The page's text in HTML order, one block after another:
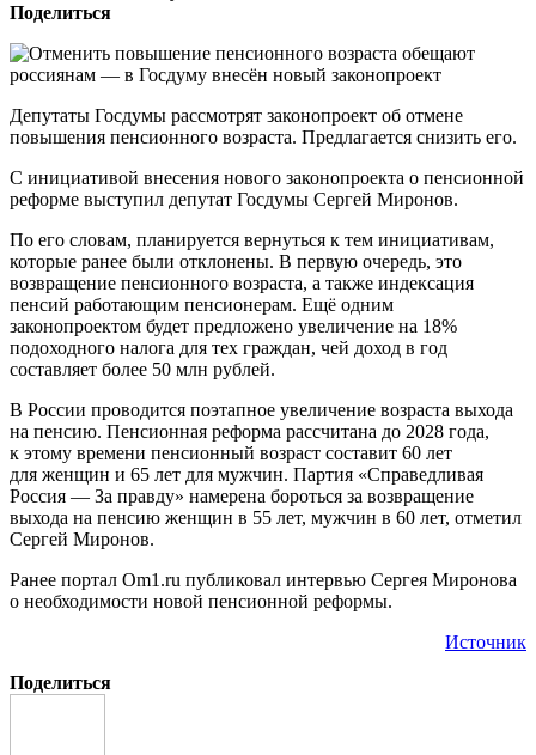
Поделиться
Депутаты Госдумы рассмотрят законопроект об отмене
повышения пенсионного возраста. Предлагается снизить его.
С инициативой внесения нового законопроекта о пенсионной
реформе выступил депутат Госдумы Сергей Миронов.
По его словам, планируется вернуться к тем инициативам,
которые ранее были отклонены. В первую очередь, это
возвращение пенсионного возраста, а также индексация
пенсий работающим пенсионерам. Ещё одним
законопроектом будет предложено увеличение на 18%
подоходного налога для тех граждан, чей доход в год
составляет более 50 млн рублей.
В России проводится поэтапное увеличение возраста выхода
на пенсию. Пенсионная реформа рассчитана до 2028 года,
к этому времени пенсионный возраст составит 60 лет
для женщин и 65 лет для мужчин. Партия «Справедливая
Россия — За правду» намерена бороться за возвращение
выхода на пенсию женщин в 55 лет, мужчин в 60 лет, отметил
Сергей Миронов.
Ранее портал Om1.ru публиковал интервью Сергея Миронова
о необходимости новой пенсионной реформы.
Источник
Поделиться